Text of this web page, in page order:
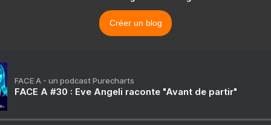
Créer un blog
FACE A - un podcast Purecharts
FACE A #30 : Eve Angeli raconte "Avant de partir"